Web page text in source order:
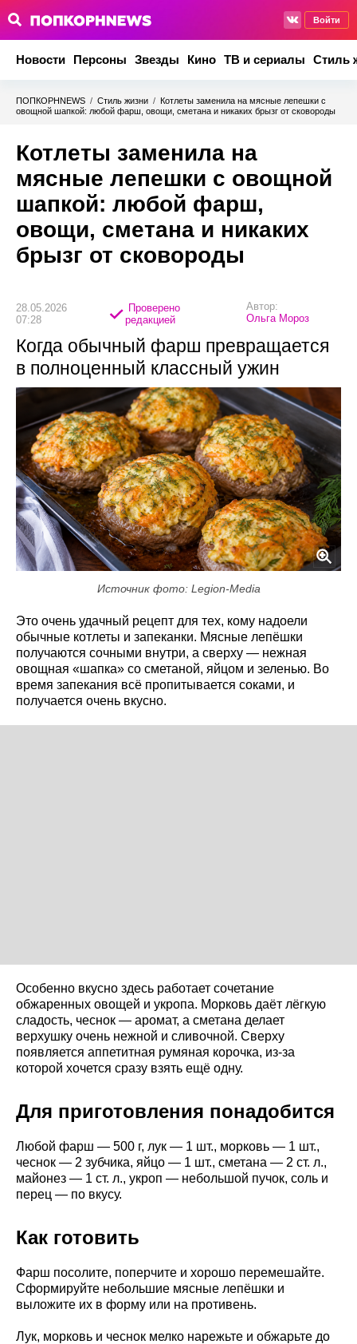
Войти
Новости Персоны Звезды Кино ТВ и сериалы Стиль
ПОПКОРНNEWS / Стиль жизни / Котлеты заменила на мясные лепешки с
овощной шапкой: любой фарш, овощи, сметана и никаких брызг от сковороды
Котлеты заменила на
мясные лепешки с овощной
шапкой: любой фарш,
овощи, сметана и никаких
брызг от сковороды
28.05.2026
07:28
Проверено
редакцией
Автор:
Ольга Мороз
Когда обычный фарш превращается
в полноценный классный ужин
Источник фото: Legion-Media
Это очень удачный рецепт для тех, кому надоели
обычные котлеты и запеканки. Мясные лепёшки
получаются сочными внутри, а сверху — нежная
овощная «шапка» со сметаной, яйцом и зеленью. Во
время запекания всё пропитывается соками, и
получается очень вкусно.
Особенно вкусно здесь работает сочетание
обжаренных овощей и укропа. Морковь даёт лёгкую
сладость, чеснок — аромат, а сметана делает
верхушку очень нежной и сливочной. Сверху
появляется аппетитная румяная корочка, из-за
которой хочется сразу взять ещё одну.
Для приготовления понадобится
Любой фарш — 500 г, лук — 1 шт., морковь — 1 шт.,
чеснок — 2 зубчика, яйцо — 1 шт., сметана — 2 ст. л.,
майонез — 1 ст. л., укроп — небольшой пучок, соль и
перец — по вкусу.
Как готовить
Фарш посолите, поперчите и хорошо перемешайте.
Сформируйте небольшие мясные лепёшки и
выложите их в форму или на противень.
Лук, морковь и чеснок мелко нарежьте и обжарьте до